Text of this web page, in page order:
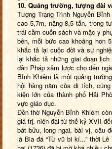
10. Quảng trường, tượng đài
Tượng Trạng Trình Nguyễn
cao 5,7m, nặng 8,5 tấn, trong
trái cầm cuốn sách và mặc y
bên, mỗi bức cao khoảng hơn
khắc tả lại cuộc đời và sự
lại khắc tả những giai đoạn
dân Pháp xâm lược cho đến
Bỉnh Khiêm là một quảng
hội hàng năm của di tích,
kiện lớn của thành phố Hải
vực giáo dục.
Đền thờ Nguyễn Bỉnh Khiêm
giá trị, niên đại từ thế kỷ XVII
bát bửu, long ngai, bài vị, câu
là Bia đá “Từ vũ bi kí...” thời